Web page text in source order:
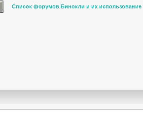
Список форумов Бинокли и их использование